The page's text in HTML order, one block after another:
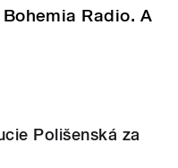
Radio. A
Polišenská za